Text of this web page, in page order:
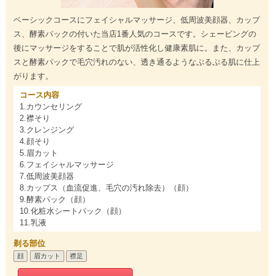
ベーシックコースにフェイシャルマッサージ、低周波美顔器、カップ
ス、酵素パックの付いた当店1番人気のコースです。シェービングの
後にマッサージをすることで肌が活性化し健康素肌に。また、カップ
スと酵素パックで毛穴汚れのない、透き通るようなぷるぷる肌に仕上
がります。
コース内容
1.カウンセリング
2.襟そり
3.クレンジング
4.顔そり
5.眉カット
6.フェイシャルマッサージ
7.低周波美顔器
8.カップス（血流促進、毛穴の汚れ除去）（顔）
9.酵素パック（顔）
10.化粧水シートパック（顔）
11.乳液
剃る部位
顔 眉カット 襟足